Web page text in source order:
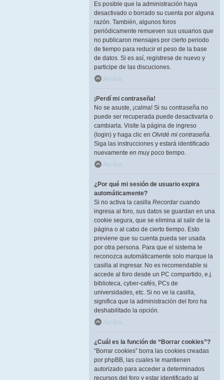
Es posible que la administración haya
desactivado o borrado su cuenta por alguna
razón. También, algunos foros
periódicamente remueven sus usuarios que
no publicaron mensajes por cierto periodo
de tiempo para reducir el peso de la base
de datos. Si es así, registrese de nuevo y
participe de las discuciones.
Arriba
¡Perdí mi contraseña!
No se asuste, ¡calma! Si su contraseña no
puede ser recuperada puede desactivarla o
cambiarla. Visite la página de ingreso
(login) y haga clic en Olvidé mi contraseña.
Siga las instrucciones y estará identificado
nuevamente en muy poco tiempo.
Arriba
¿Por qué mi sesión de usuario expira
automáticamente?
Si no activa la casilla Recordarcuando
ingresa al foro, sus datos se guardan en una
cookie segura, que se elimina al salir de la
página o al cabo de cierto tiempo. Esto
previene que su cuenta pueda ser usada
por otra persona. Para que el sistema le
reconozca automáticamente solo marque la
casilla al ingresar. No es recomendable si
accede al foro desde un PC compartido, e.j.
biblioteca, cyber-cafés, PCs de
universidades, etc. Si no ve la casilla,
significa que la administración del foro ha
deshabilitado la opción.
Arriba
¿Cuál es la función de “Borrar cookies”?
“Borrar cookies” borra las cookies creadas
por phpBB, las cuales le mantienen
autorizado para acceder a determinados
recursos del foro y estar identificado al